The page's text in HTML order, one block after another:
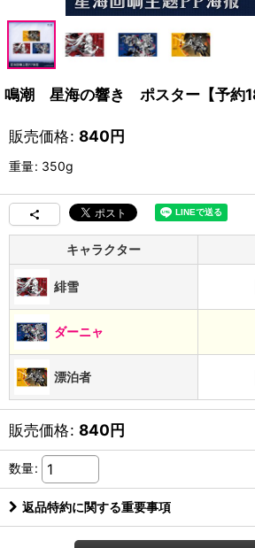
鳴潮 星海の響き ポスター【予約
販売価格: 840円
重量: 350g
キャラクター
緋雪
ダーニャ
漂泊者
販売価格: 840円
数量:
返品特約に関する重要事項